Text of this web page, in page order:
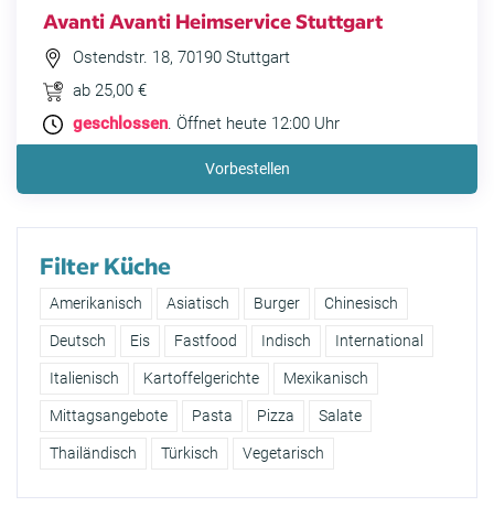
Avanti Avanti Heimservice Stuttgart
Ostendstr. 18, 70190 Stuttgart
ab 25,00 €
geschlossen. Öffnet heute 12:00 Uhr
Vorbestellen
Filter Küche
Amerikanisch Asiatisch Burger Chinesisch
Deutsch Eis Fastfood Indisch International
Italienisch Kartoffelgerichte Mexikanisch
Mittagsangebote Pasta Pizza Salate
Thailändisch Türkisch Vegetarisch